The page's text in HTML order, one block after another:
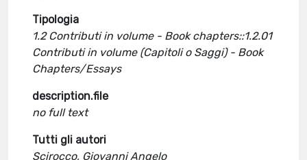
Tipologia
1.2 Contributi in volume - Book chapters::1.2.01
Contributi in volume (Capitoli o Saggi) - Book
Chapters/Essays
description.file
no full text
Tutti gli autori
Scirocco, Giovanni Angelo